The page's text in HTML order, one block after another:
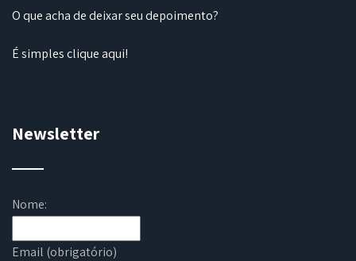
O que acha de deixar seu depoimento?
É simplesclique aqui!
Newsletter
Nome:
Email (obrigatório)